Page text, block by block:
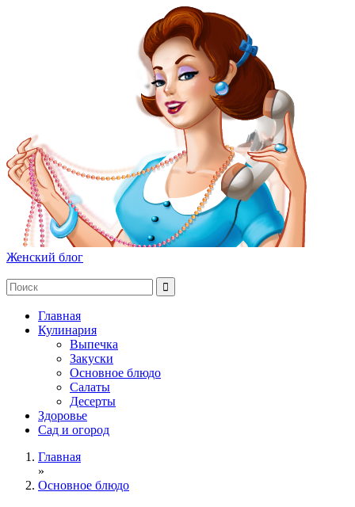
Женский блог
Главная
Кулинария
Выпечка
Закуски
Основное блюдо
Салаты
Десерты
Здоровье
Сад и огород
Главная
»
Основное блюдо